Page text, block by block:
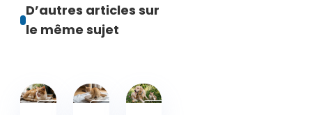
D’autres articles sur
le même sujet